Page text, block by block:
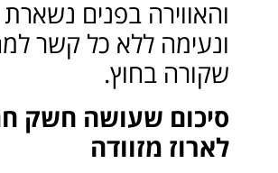
והאווירה בפנים
ונעימה ללא כל קשר
שקורה בחוץ.
סיכום שעושה חשק
לארוז מזוודה